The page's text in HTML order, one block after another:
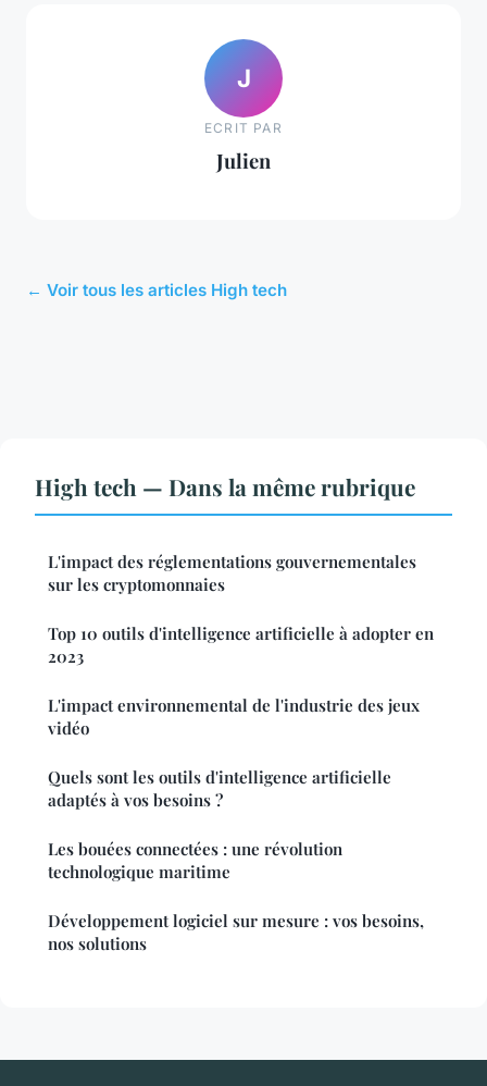
J
ECRIT PAR
Julien
← Voir tous les articles High tech
High tech — Dans la même rubrique
L'impact des réglementations gouvernementales
sur les cryptomonnaies
Top 10 outils d'intelligence artificielle à adopter en
2023
L'impact environnemental de l'industrie des jeux
vidéo
Quels sont les outils d'intelligence artificielle
adaptés à vos besoins ?
Les bouées connectées : une révolution
technologique maritime
Développement logiciel sur mesure : vos besoins,
nos solutions